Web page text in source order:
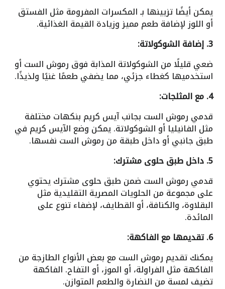
يمكن أيضًا تزيينها بـ المكسرات المفرومة مثل الفستق
أو اللوز لإضافة طعم مميز وزيادة القيمة الغذائية.
3. إضافة الشوكولاتة:
ضعي قليلًا من الشوكولاتة المذابة فوق رموش الست أو
استخدميها كغطاء جزئي، مما يضفي طعمًا غنيًا ولذيذًا.
4. مع المثلجات:
قدمي رموش الست بجانب آيس كريم بنكهات مختلفة
مثل الفانيليا أو الشوكولاتة. يمكن وضع الآيس كريم في
طبق جانبي أو داخل طبقة من رموش الست نفسها.
5. داخل طبق حلوى مشترك:
قدمي رموش الست ضمن طبق حلوى مشترك يحتوي
على مجموعة من الحلويات المصرية التقليدية مثل
البقلاوة، والكنافة، أو القطايف، لإضفاء تنوع على
المائدة.
6. تقديمها مع الفاكهة:
يمكنك تقديم رموش الست مع بعض الأنواع الطازجة من
الفاكهة مثل الفراولة، أو الموز، أو التفاح. الفاكهة
تضيف لمسة من النضارة والطعم المتوازن.